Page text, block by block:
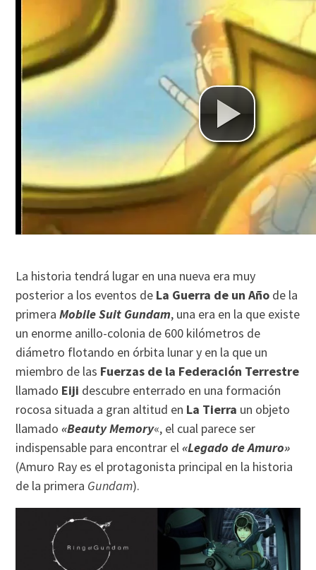
La historia tendrá lugar en una nueva era muy
posterior a los eventos de La Guerra de un Año de la
primeraMobile Suit Gundam, una era en la que existe
un enorme anillo-colonia de 600 kilómetros de
diámetro flotando en órbita lunar y en la que un
miembro de las Fuerzas de la Federación Terrestre
llamado Eiji descubre enterrado en una formación
rocosa situada a gran altitud en La Tierra un objeto
llamado«Beauty Memory«, el cual parece ser
indispensable para encontrar el«Legado de Amuro»
(Amuro Ray es el protagonista principal en la historia
de la primera Gundam).